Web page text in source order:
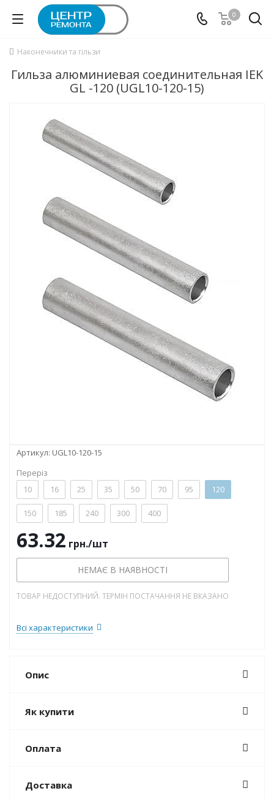
0
Наконечники та гільзи
Гильза алюминиевая соединительная IEK
GL -120 (UGL10-120-15)
Артикул: UGL10-120-15
Переріз
10
16 25 35 50 70 95 120
150 185 240 300 400
63.32 грн./шт
НЕМАЄ В НАЯВНОСТІ
ТОВАР НЕДОСТУПНИЙ. ТЕРМІН ПОСТАЧАННЯ НЕ ВКАЗАНО
Всі характеристики
Опис
Як купити
Оплата
Доставка